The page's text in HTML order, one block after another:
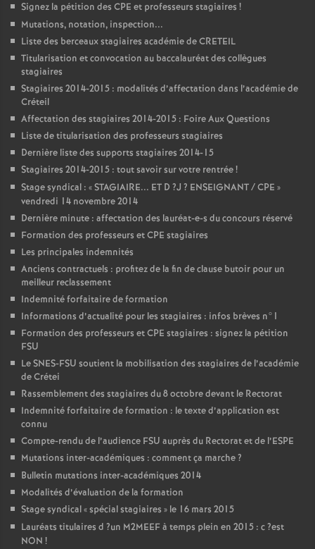
Signez la pétition des CPE et professeurs stagiaires !
Mutations, notation, inspection...
Liste des berceaux stagiaires académie deCRETEIL
Titularisation et convocation au baccalauréat des collègues
stagiaires
Stagiaires 2014-2015 : modalités d’affectation dans l’académie de
Créteil
Affectation des stagiaires 2014-2015 : Foire Aux Questions
Liste de titularisation des professeurs stagiaires
Dernière liste des supports stagiaires 2014-15
Stagiaires 2014-2015 : tout savoir sur votre rentrée!
Stage syndical : «STAGIAIRE... ET D ?J ? ENSEIGNANT/CPE »
vendredi 14 novembre 2014
Dernière minute : affectation des lauréat-e-s du concours réservé
Formation des professeurs etCPE stagiaires
Les principales indemnités
Anciens contractuels : profitez de la fin de clause butoir pour un
meilleur reclassement
Indemnité forfaitaire de formation
Informations d’actualité pour les stagiaires : infos brèves n°1
Formation des professeurs etCPE stagiaires : signez la pétition
FSU
LeSNES-FSU soutient la mobilisation des stagiaires de l’académie
de Crétei
Rassemblement des stagiaires du 8 octobre devant le Rectorat
Indemnité forfaitaire de formation : le texte d’application est
connu
Compte-rendu de l’audience FSU auprès du Rectorat et de l’ESPE
Mutations inter-académiques : comment ça marche?
Bulletin mutations inter-académiques 2014
Modalités d’évaluation de la formation
Stage syndical «spécial stagiaires » le 16 mars 2015
Lauréats titulaires d ?un M2MEEFà temps plein en 2015 : c?est
NON !